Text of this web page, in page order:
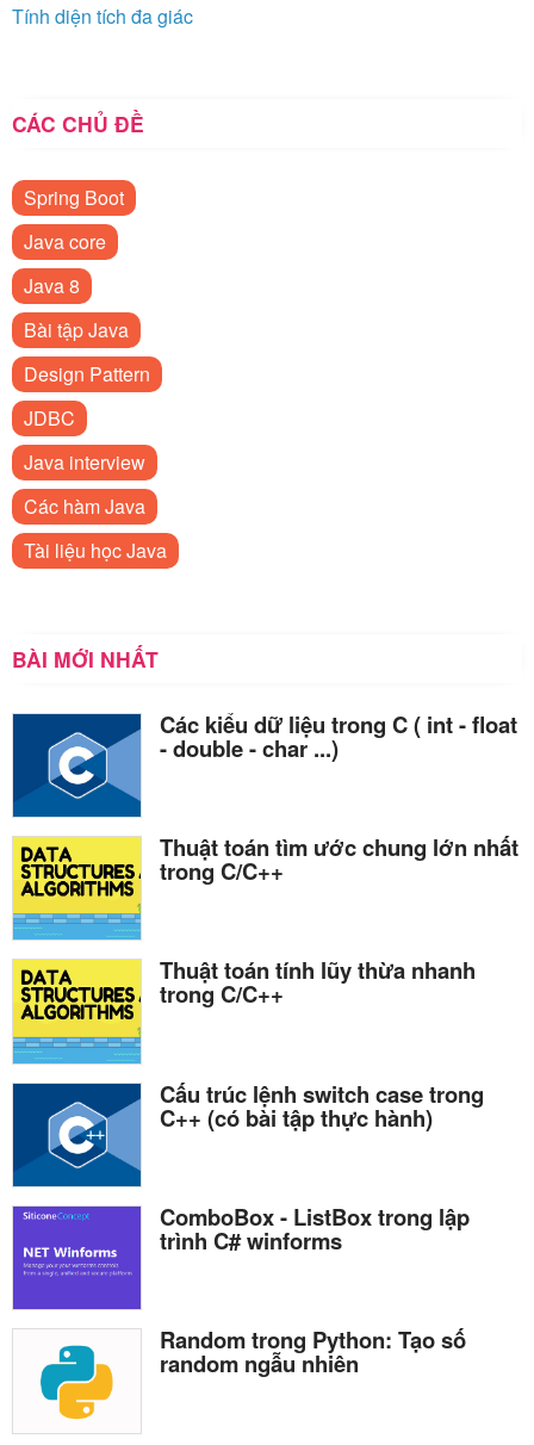
Tính diện tích đa giác
CÁC CHỦ ĐỀ
Spring Boot
Java core
Java 8
Bài tập Java
Design Pattern
JDBC
Java interview
Các hàm Java
Tài liệu học Java
BÀI MỚI NHẤT
Các kiểu dữ liệu trong C ( int - float
- double - char ...)
Thuật toán tìm ước chung lớn nhất
trong C/C++
Thuật toán tính lũy thừa nhanh
trong C/C++
Cấu trúc lệnh switch case trong
C++ (có bài tập thực hành)
ComboBox - ListBox trong lập
trình C# winforms
Random trong Python: Tạo số
random ngẫu nhiên